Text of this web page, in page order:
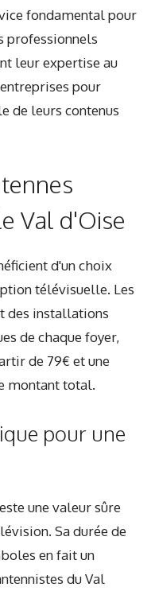
fondamental pour
professionnels
leur expertise au
pour
de leurs contenus
Val d'Oise
d'un choix
télévisuelle. Les
des installations
de chaque foyer,
de 79€ et une
montant total.
pour une
une valeur sûre
Sa durée de
en fait un
du Val